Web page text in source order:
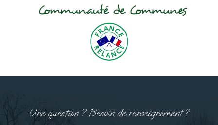
Une question ? Besoin de renseignement ?